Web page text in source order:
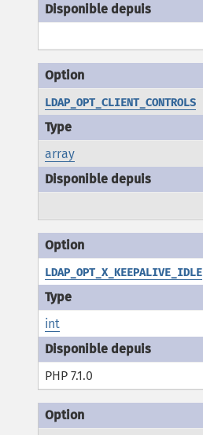
LDAP_OPT_CLIENT_CONTROLS
array
LDAP_OPT_X_KEEPALIVE_IDLE
int
PHP 7.1.0